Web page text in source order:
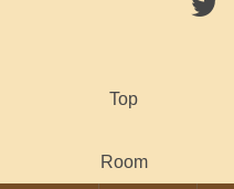
Top
Room